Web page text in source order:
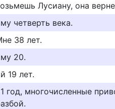
Лусиану, она
четверть века.
38 лет.
20.
19 лет.
год, многочисленные